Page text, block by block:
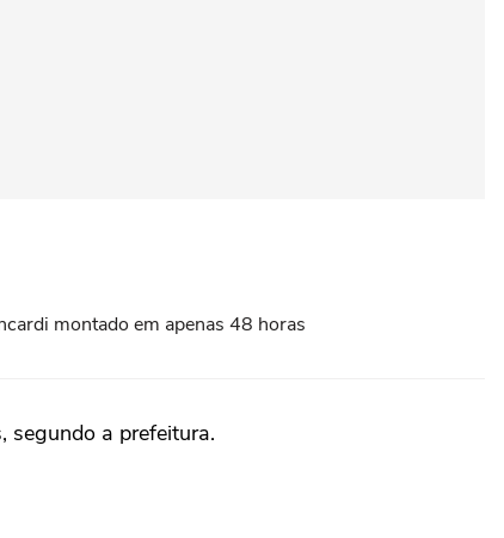
montado em apenas 48 horas
segundo a prefeitura.